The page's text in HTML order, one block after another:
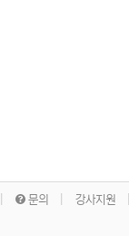
문의 강사지원